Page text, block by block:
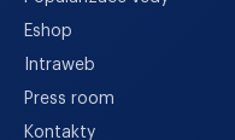
Eshop
Intraweb
Press room
Kontakty